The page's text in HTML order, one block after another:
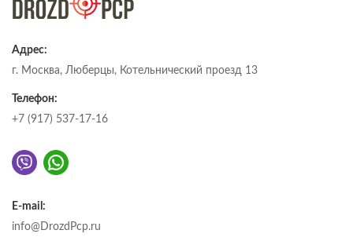
Адрес:
г. Москва, Люберцы, Котельнический проезд 13
Телефон:
+7 (917) 537-17-16
E-mail:
info@DrozdPcp.ru